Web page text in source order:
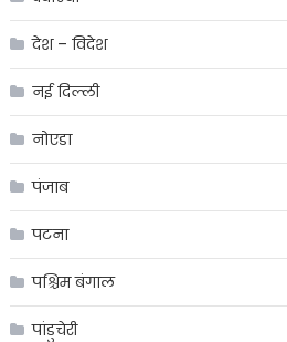
देश – विदेश
नई दिल्ली
नोएडा
पंजाब
पटना
पश्चिम बंगाल
पांडुचेरी